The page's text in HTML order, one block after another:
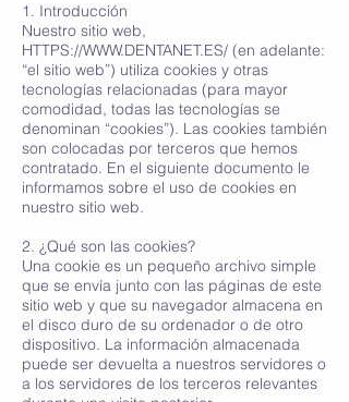
1. Introducción
Nuestro sitio web,
HTTPS://WWW.DENTANET.ES/ (en adelante:
“el sitio web”) utiliza cookies y otras
tecnologías relacionadas (para mayor
comodidad, todas las tecnologías se
denominan “cookies”). Las cookies también
son colocadas por terceros que hemos
contratado. En el siguiente documento le
informamos sobre el uso de cookies en
nuestro sitio web.
2. ¿Qué son las cookies?
Una cookie es un pequeño archivo simple
que se envía junto con las páginas de este
sitio web y que su navegador almacena en
el disco duro de su ordenador o de otro
dispositivo. La información almacenada
puede ser devuelta a nuestros servidores o
a los servidores de los terceros relevantes